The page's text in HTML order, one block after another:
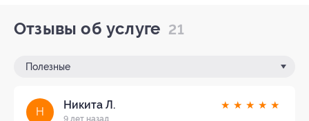
Отзывы об услуге 21
Полезные
Н
Никита Л.
9 лет назад
★ ★ ★ ★ ★